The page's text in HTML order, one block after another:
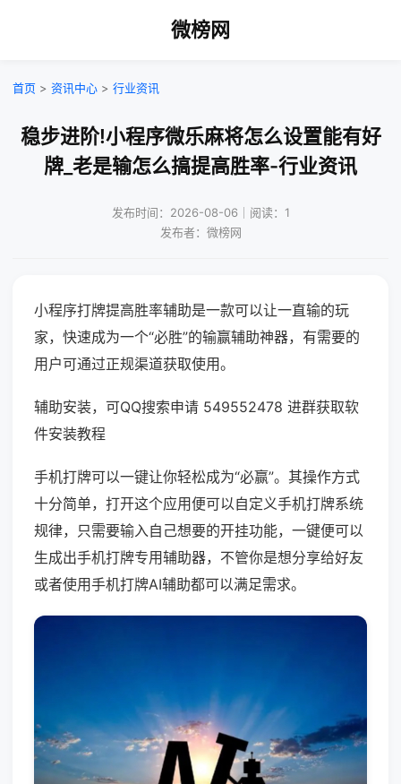
微榜网
首页 > 资讯中心 > 行业资讯
稳步进阶!小程序微乐麻将怎么设置能有好
牌_老是输怎么搞提高胜率-行业资讯
发布时间：2026-08-06｜阅读：1
发布者：微榜网
小程序打牌提高胜率辅助是一款可以让一直输的玩
家，快速成为一个“必胜”的输赢辅助神器，有需要的
用户可通过正规渠道获取使用。
辅助安装，可QQ搜索申请 549552478 进群获取软
件安装教程
手机打牌可以一键让你轻松成为“必赢”。其操作方式
十分简单，打开这个应用便可以自定义手机打牌系统
规律，只需要输入自己想要的开挂功能，一键便可以
生成出手机打牌专用辅助器，不管你是想分享给好友
或者使用手机打牌AI辅助都可以满足需求。